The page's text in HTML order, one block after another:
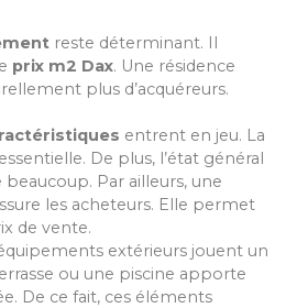
reste déterminant. Il
prix m2 Dax. Une résidence
plus d’acquéreurs.
entrent en jeu. La
De plus, l’état général
Par ailleurs, une
les acheteurs. Elle permet
de vente.
extérieurs jouent un
ou une piscine apporte
De ce fait, ces éléments